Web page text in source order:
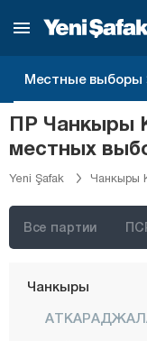
Местные выборы
ПР Чанкыры
местных
Yeni Şafak Чанкыры
Все партии
Байбурт
Биледжик
Бингёль
Битлис
Болу
Бурдур
Чанаккале
Чанкыры